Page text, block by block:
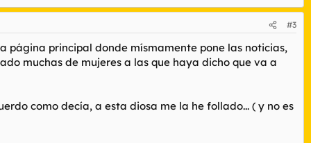
#3
página principal donde mísmamente pone las noticias,
muchas de mujeres a las que haya dicho que va a
como decía, a esta diosa me la he follado... ( y no es